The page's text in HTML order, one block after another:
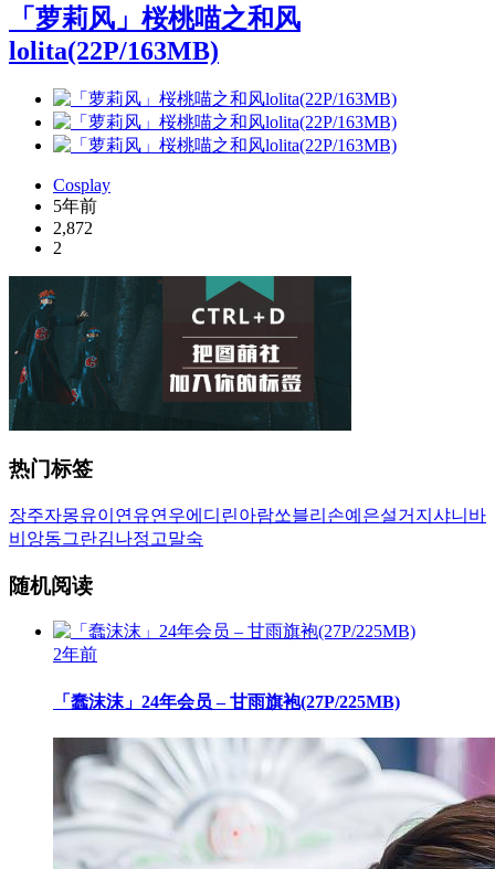
「萝莉风」桜桃喵之和风
lolita(22P/163MB)
Cosplay
5年前
2,872
2
热门标签
장주자몽유이 연유연우에디린아람쏘블리 손예은설거지 샤니 바
비앙동그란김나정 고말숙
随机阅读
2年前
「蠢沫沫」24年会员 – 甘雨旗袍(27P/225MB)